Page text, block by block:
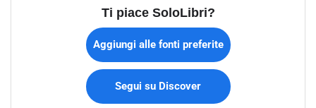
Ti piace SoloLibri?
Aggiungi alle fonti preferite
Segui su Discover